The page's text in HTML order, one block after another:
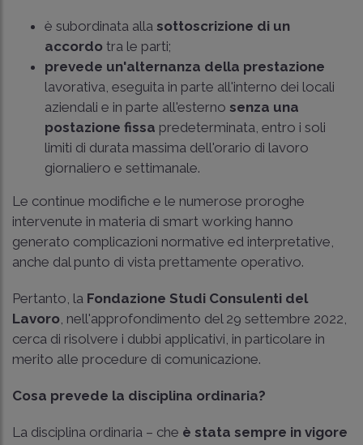
è subordinata alla sottoscrizione di un
accordo tra le parti;
prevede un'alternanza della prestazione
lavorativa, eseguita in parte all'interno dei locali
aziendali e in parte all'esterno senza una
postazione fissa predeterminata, entro i soli
limiti di durata massima dell'orario di lavoro
giornaliero e settimanale.
Le continue modifiche e le numerose proroghe
intervenute in materia di smart working hanno
generato complicazioni normative ed interpretative,
anche dal punto di vista prettamente operativo.
Pertanto, la Fondazione Studi Consulenti del
Lavoro , nell'approfondimento del 29 settembre 2022,
cerca di risolvere i dubbi applicativi, in particolare in
merito alle procedure di comunicazione.
Cosa prevede la disciplina ordinaria?
La disciplina ordinaria – che è stata sempre in vigore